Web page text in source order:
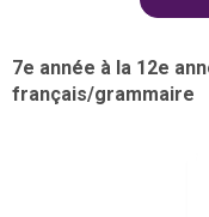
7e année à la 12e
français/grammaire